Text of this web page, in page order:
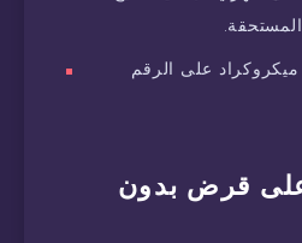
على الرقم
قرض بدون